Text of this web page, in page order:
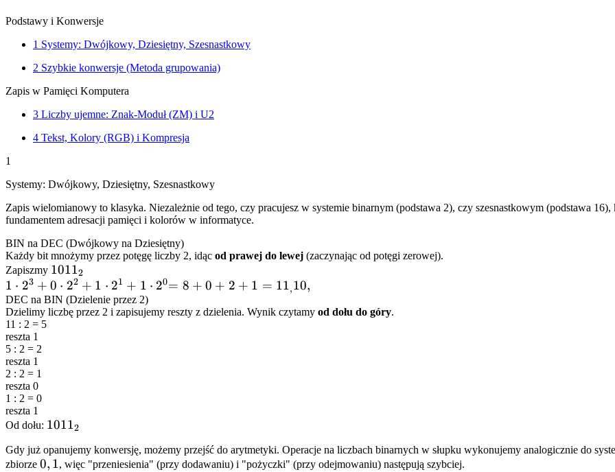
Podstawy i Konwersje
1 Systemy: Dwójkowy, Dziesiętny, Szesnastkowy
2 Szybkie konwersje (Metoda grupowania)
Zapis w Pamięci Komputera
3 Liczby ujemne: Znak-Moduł (ZM) i U2
4 Tekst, Kolory (RGB) i Kompresja
1
Systemy: Dwójkowy, Dziesiętny, Szesnastkowy
Zapis wielomianowy to klasyka. Niezależnie od tego, czy pracujesz w systemie binarnym (podstawa 2), czy szesnastkowym (podstawa
fundamentem adresacji pamięci i kolorów w informatyce.
BIN na DEC (Dwójkowy na Dziesiętny)
Każdy bit mnożymy przez potęgę liczby 2, idąc od prawej do lewej (zaczynając od potęgi zerowej).
Zapiszmy 1011_2
10112
1
\cdot
2^3
+ 0
\cdot
2^2
+ 1
\cdot
2^1
+ 1
\cdot
2^0
1 ⋅ 23 + 0 ⋅ 22 + 1 ⋅ 21 + 1 ⋅ 20= 8 +
+ 1 =
= 8 + 0 + 2 + 1 = 11,10,
DEC na BIN (Dzielenie przez 2)
Dzielimy liczbę przez 2 i zapisujemy reszty z dzielenia. Wynik czytamy od dołu do góry.
11 : 2 = 5
reszta 1
5 : 2 = 2
reszta 1
2 : 2 = 1
reszta 0
1 : 2 = 0
reszta 1
Od dołu: 1011_2
10112
Gdy już opanujemy konwersję, możemy przejść do arytmetyki. Operacje na liczbach binarnych w słupku wykonujemy analogicznie do
zbiorze {0,
0, 1, więc "przeniesienia" (przy dodawaniu) i "pożyczki" (przy odejmowaniu) następują szybciej.